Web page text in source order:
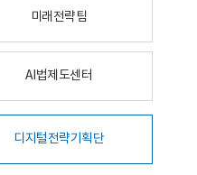
미래전략팀
AI법제도센터
디지털전략기획단